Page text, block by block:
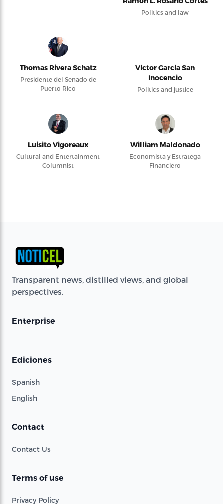
Politics and law
Thomas Rivera Schatz
Presidente del Senado de
Puerto Rico
Víctor García San
Inocencio
Politics and justice
Luisito Vigoreaux
Cultural and Entertainment
Columnist
William Maldonado
Economista y Estratega
Financiero
Transparent news, distilled views, and global
perspectives.
Enterprise
Ediciones
Spanish
English
Contact
Contact Us
Terms of use
Privacy Policy